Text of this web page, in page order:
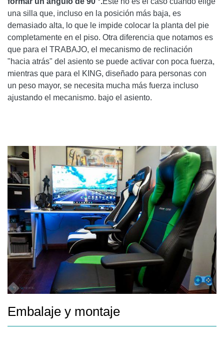
una silla que, incluso en la posición más baja, es
demasiado alta, lo que le impide colocar la planta del pie
completamente en el piso. Otra diferencia que notamos es
que para el TRABAJO, el mecanismo de reclinación
"hacia atrás" del asiento se puede activar con poca fuerza,
mientras que para el KING, diseñado para personas con
un peso mayor, se necesita mucha más fuerza incluso
ajustando el mecanismo. bajo el asiento.
Embalaje y montaje